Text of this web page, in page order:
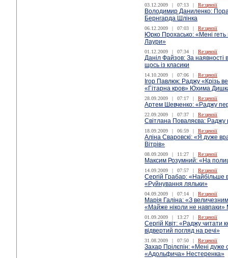
03.12.2009 | 07:13 | Re:цензії
Володимир Даниленко:
Бернгарда Шлінка
06.12.2009 | 07:03 | Re:цензії
Юрко Прохасько: «Мені геть
Лаури»
01.12.2009 | 07:34 | Re:цензії
Даніл Файзов: За наявності
щось із класики
14.10.2009 | 07:06 | Re:цензії
Ігор Павлюк: Раджу «Крізь
«Гітарна кров» Юхима
28.09.2009 | 07:17 | Re:цензії
Артем Шевченко: «Раджу
22.09.2009 | 07:37 | Re:цензії
Світлана Поваляєва:
18.09.2009 | 06:59 | Re:цензії
Аліна Сваровскі: «Я дуже
Вітрів»
08.09.2009 | 11:27 | Re:цензії
Максим Розумний: «На
14.09.2009 | 07:57 | Re:цензії
Сергій Грабар:
«Руйнування ляльки»
04.09.2009 | 07:14 | Re:цензії
Марія Галіна: «З
«Майже ніколи не навпаки»
01.09.2009 | 13:27 | Re:цензії
Сергій Квіт: «Раджу читати
відвертий погляд на речі»
31.08.2009 | 07:50 | Re:цензії
Захар Прілєпін: «Мені
«Адольфича» Нестеренка»